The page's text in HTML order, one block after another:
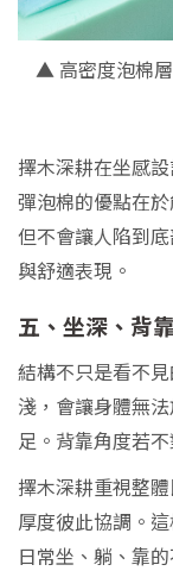
▲ 高密度泡棉
擇木深耕在坐感
彈泡棉的優點在
但不會讓人陷到
與舒適表現。
五、坐深、背
結構不只是看不
淺，會讓身體無
足。背靠角度若
擇木深耕重視整
厚度彼此協調。
日常坐、躺、靠